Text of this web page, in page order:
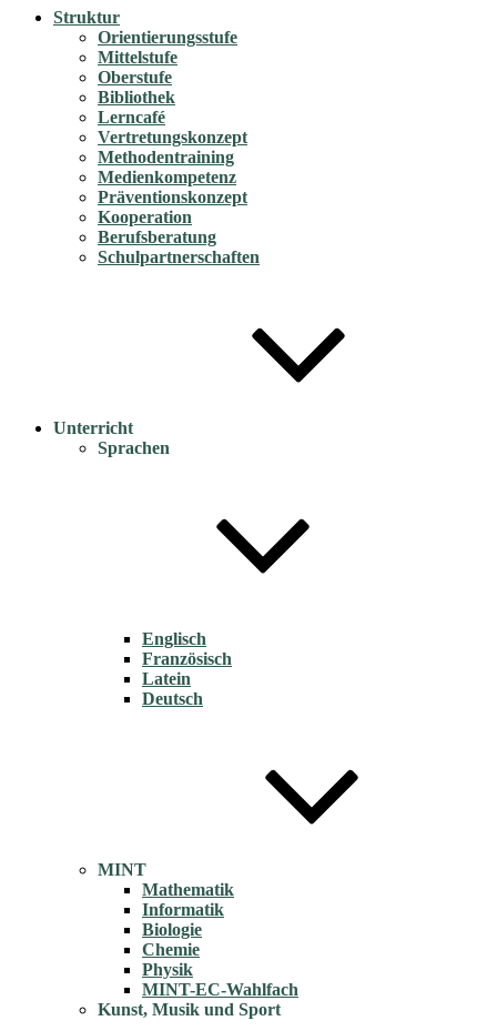
Struktur
Orientierungsstufe
Mittelstufe
Oberstufe
Bibliothek
Lerncafé
Vertretungskonzept
Methodentraining
Medienkompetenz
Präventionskonzept
Kooperation
Berufsberatung
Schulpartnerschaften
Unterricht
Sprachen
Englisch
Französisch
Latein
Deutsch
MINT
Mathematik
Informatik
Biologie
Chemie
Physik
MINT-EC-Wahlfach
Kunst, Musik und Sport